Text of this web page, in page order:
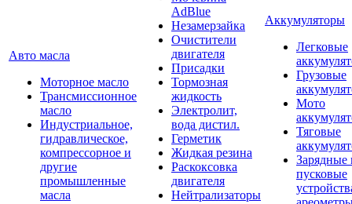
Авто масла
Моторное масло
Трансмиссионное
масло
Индустриальное,
гидравлическое,
компрессорное и
другие
промышленные
масла
AdBlue
Незамерзайка
Очистители
двигателя
Присадки
Тормозная
жидкость
Электролит,
вода дистил.
Герметик
Жидкая резина
Раскоксовка
двигателя
Нейтрализаторы
Аккумуляторы
Легковые
Грузовые
Мото
Тяговые
Зарядные
пусковые